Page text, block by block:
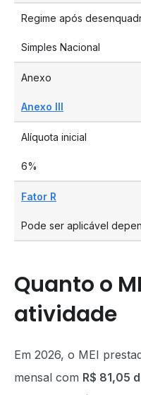
Regime após
Simples Nacional
Anexo
Anexo III
Alíquota inicial
6%
Fator R
Pode ser aplicável
Quanto o
atividade
Em 2026, o MEI
mensal com R$ 81,05